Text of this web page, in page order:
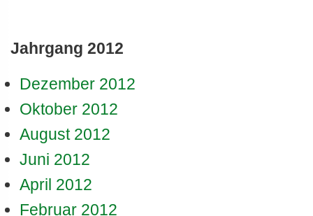
Jahrgang 2012
Dezember 2012
Oktober 2012
August 2012
Juni 2012
April 2012
Februar 2012